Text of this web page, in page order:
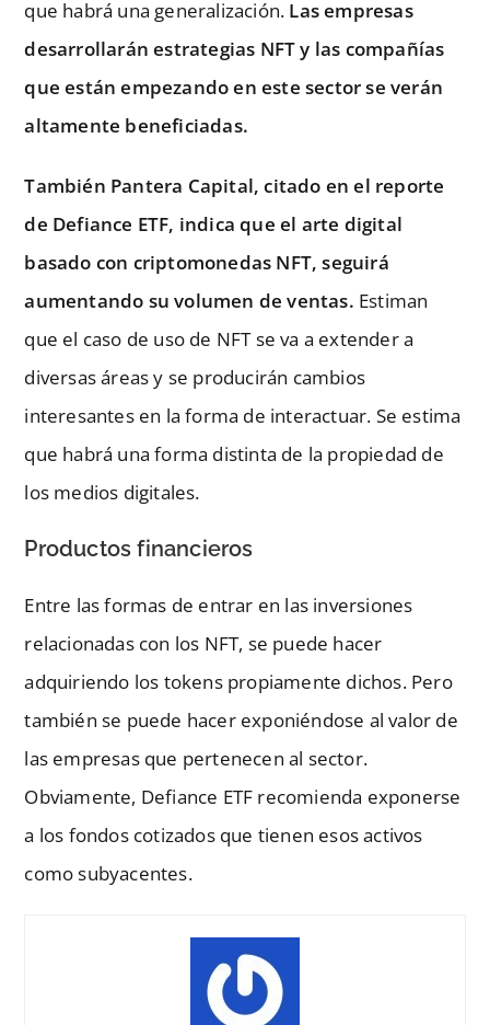
que habrá una generalización. Las empresas
desarrollarán estrategias NFT y las compañías
que están empezando en este sector se verán
altamente beneficiadas.
También Pantera Capital, citado en el reporte
de Defiance ETF, indica que el arte digital
basado con criptomonedas NFT, seguirá
aumentando su volumen de ventas. Estiman
que el caso de uso de NFT se va a extender a
diversas áreas y se producirán cambios
interesantes en la forma de interactuar. Se estima
que habrá una forma distinta de la propiedad de
los medios digitales.
Productos financieros
Entre las formas de entrar en las inversiones
relacionadas con los NFT, se puede hacer
adquiriendo los tokens propiamente dichos. Pero
también se puede hacer exponiéndose al valor de
las empresas que pertenecen al sector.
Obviamente, Defiance ETF recomienda exponerse
a los fondos cotizados que tienen esos activos
como subyacentes.